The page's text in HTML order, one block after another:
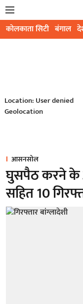
कोलकाता सिटी बंगाल
Location: User denied
Geolocation
आसनसोल
घुसपैठ करने के
सहित 10